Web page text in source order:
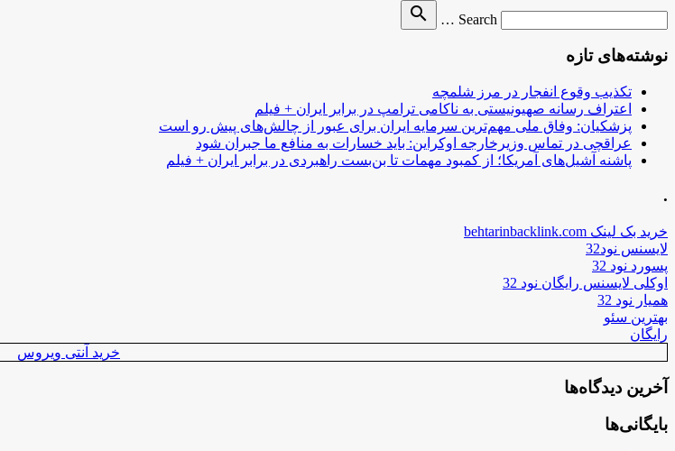
Search …
search
نوشته‌های تازه
تکذیب وقوع انفجار در مرز شلمچه
اعتراف رسانه صهیونیستی به ناکامی ترامپ در برابر ایران + فیلم
پزشکیان: وفاق ملی مهم‌ترین سرمایه ایران برای عبور از چالش‌های پیش رو است
عراقچی در تماس وزیرخارجه اوکراین: باید خسارات به منافع ما جبران شود
پاشنه آشیل‌های آمریکا؛ از کمبود مهمات تا بن‌بست راهبردی در برابر ایران + فیلم
.
خرید بک لینک behtarinbacklink.com
لایسنس نود32
پسورد نود 32
اوکلی لایسنس رایگان نود 32
همیار نود 32
بهترین سئو
رایگان
خرید آنتی ویروس
آخرین دیدگاه‌ها
بایگانی‌ها